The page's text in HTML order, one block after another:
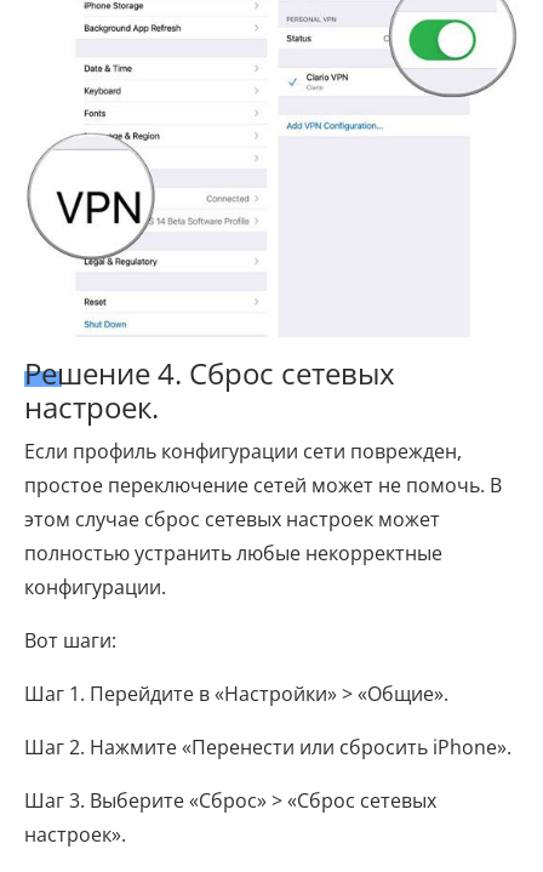
Решение 4. Сброс сетевых
настроек.
Если профиль конфигурации сети поврежден,
простое переключение сетей может не помочь. В
этом случае сброс сетевых настроек может
полностью устранить любые некорректные
конфигурации.
Вот шаги:
Шаг 1. Перейдите в «Настройки» > «Общие».
Шаг 2. Нажмите «Перенести или сбросить iPhone».
Шаг 3. Выберите «Сброс» > «Сброс сетевых
настроек».